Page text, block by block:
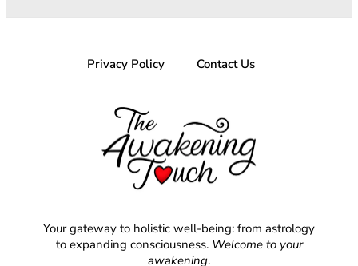
Privacy Policy Contact Us
Your gateway to holistic well-being: from astrology
to expanding consciousness. Welcome to your
awakening.